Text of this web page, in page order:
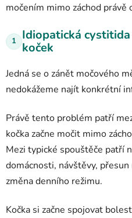
močením mimo záchod právě
1
Idiopatická
koček
Jedná se o zánět močového
nedokážeme najít konkrétní
Právě tento problém patří
kočka začne močit mimo
Mezi typické spouštěče patří
domácnosti, návštěvy,
změna denního režimu.
Kočka si začne spojovat